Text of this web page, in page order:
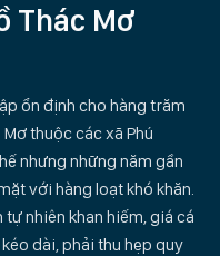
Thác Mơ
ổn định cho hàng trăm
thuộc các xã Phú
nhưng những năm gần
với hàng loạt khó khăn.
nhiên khan hiếm, giá cá
dài, phải thu hẹp quy